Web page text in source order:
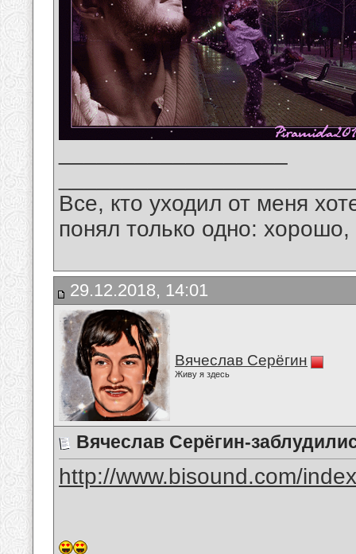
Все, кто уходил от меня
понял только одно:
29.12.2018, 14:01
Вячеслав Серёгин
Живу я здесь
Вячеслав Серёгин-
http://www.bisound.com/